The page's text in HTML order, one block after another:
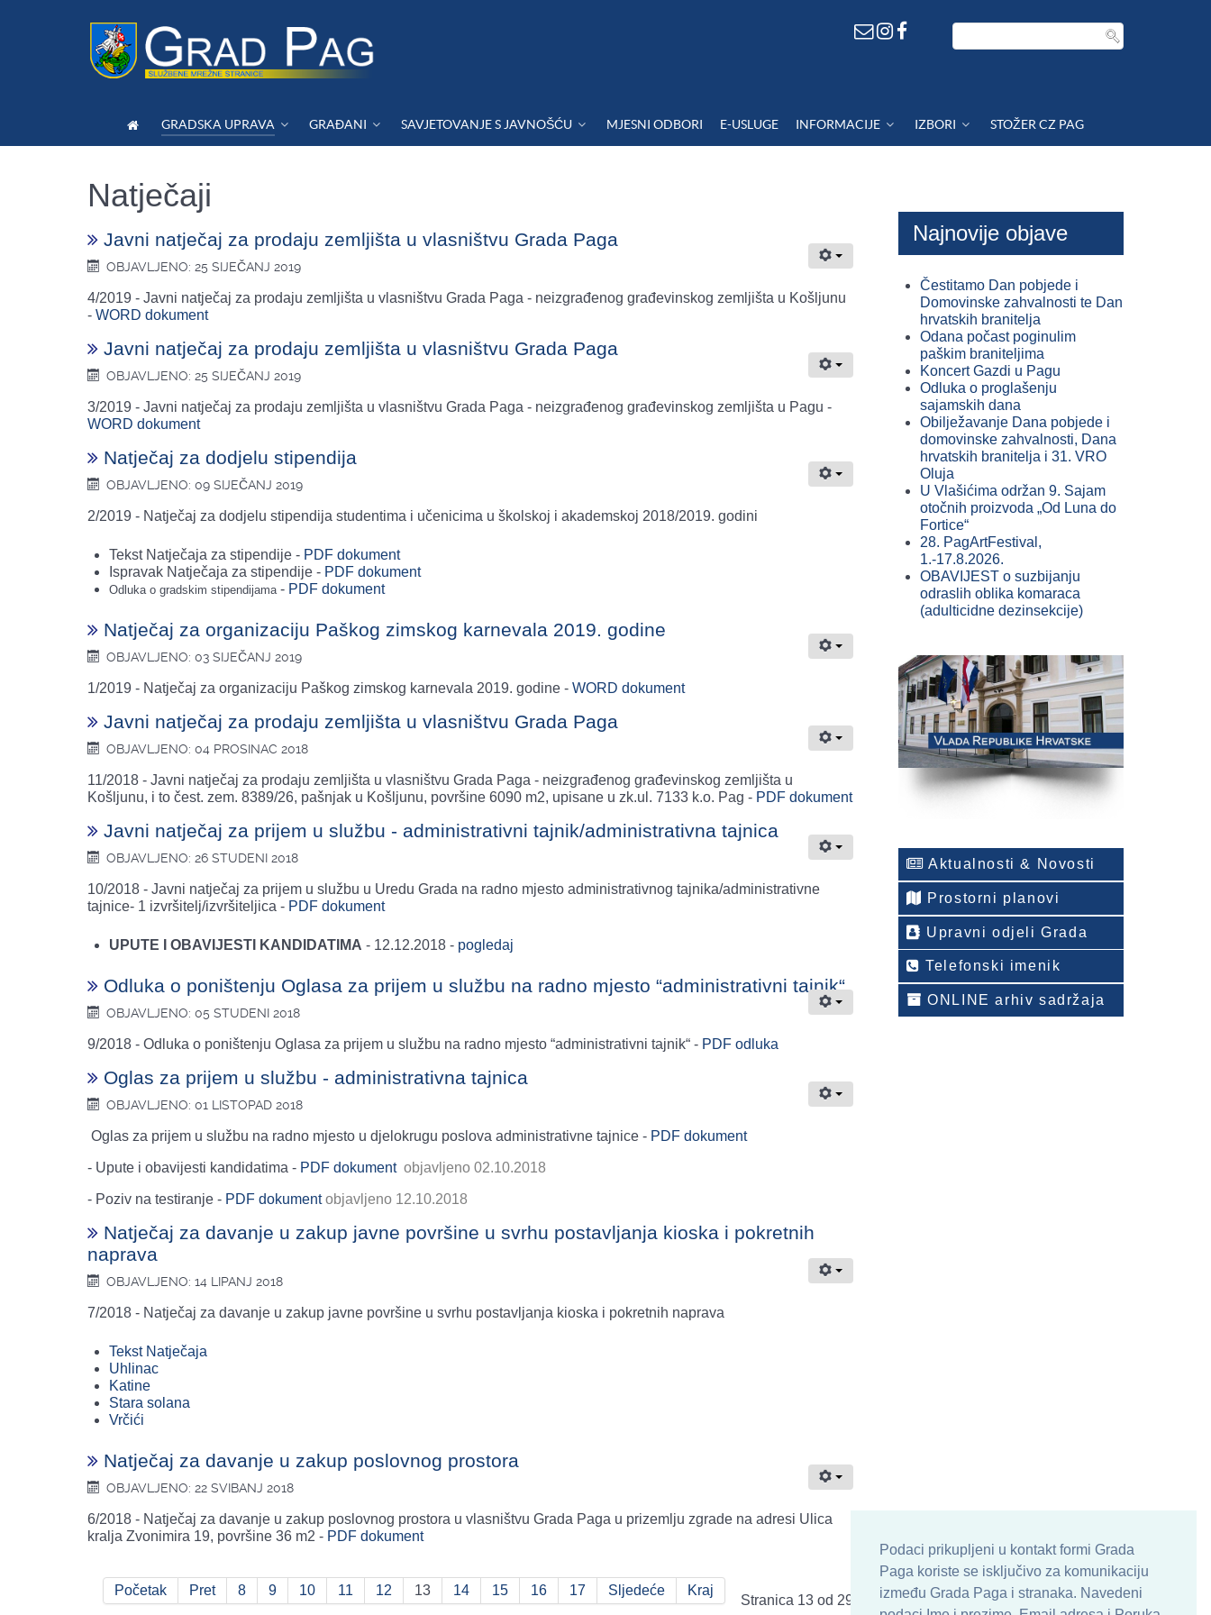
Podaci prikupljeni u kontakt formi Grada
Paga koriste se isključivo za komunikaciju
između Grada Paga i stranaka. Navedeni
GRADSKA UPRAVA GRAĐANI SAVJETOVANJE S JAVNOŠĆU MJESNI ODBORI E-USLUGE INFORMACIJE IZBORI STOŽER CZ PAG
Natječaji
Javni natječaj za prodaju zemljišta u vlasništvu Grada Paga
OBJAVLJENO: 25 SIJEČANJ 2019
4/2019 - Javni natječaj za prodaju zemljišta u vlasništvu Grada Paga - neizgrađenog građevinskog zemljišta u Košljunu
- WORD dokument
Javni natječaj za prodaju zemljišta u vlasništvu Grada Paga
OBJAVLJENO: 25 SIJEČANJ 2019
3/2019 - Javni natječaj za prodaju zemljišta u vlasništvu Grada Paga - neizgrađenog građevinskog zemljišta u Pagu -
WORD dokument
Natječaj za dodjelu stipendija
OBJAVLJENO: 09 SIJEČANJ 2019
2/2019 - Natječaj za dodjelu stipendija studentima i učenicima u školskoj i akademskoj 2018/2019. godini
Tekst Natječaja za stipendije - PDF dokument
Ispravak Natječaja za stipendije - PDF dokument
Odluka o gradskim stipendijama - PDF dokument
Natječaj za organizaciju Paškog zimskog karnevala 2019. godine
OBJAVLJENO: 03 SIJEČANJ 2019
1/2019 - Natječaj za organizaciju Paškog zimskog karnevala 2019. godine - WORD dokument
Javni natječaj za prodaju zemljišta u vlasništvu Grada Paga
OBJAVLJENO: 04 PROSINAC 2018
11/2018 - Javni natječaj za prodaju zemljišta u vlasništvu Grada Paga - neizgrađenog građevinskog zemljišta u
Košljunu, i to čest. zem. 8389/26, pašnjak u Košljunu, površine 6090 m2, upisane u zk.ul. 7133 k.o. Pag - PDF dokument
Javni natječaj za prijem u službu - administrativni tajnik/administrativna tajnica
OBJAVLJENO: 26 STUDENI 2018
10/2018 - Javni natječaj za prijem u službu u Uredu Grada na radno mjesto administrativnog tajnika/administrativne
tajnice- 1 izvršitelj/izvršiteljica - PDF dokument
UPUTE I OBAVIJESTI KANDIDATIMA - 12.12.2018 - pogledaj
Odluka o poništenju Oglasa za prijem u službu na radno mjesto “administrativni tajnik“
OBJAVLJENO: 05 STUDENI 2018
9/2018 - Odluka o poništenju Oglasa za prijem u službu na radno mjesto “administrativni tajnik“ - PDF odluka
Oglas za prijem u službu - administrativna tajnica
OBJAVLJENO: 01 LISTOPAD 2018
Oglas za prijem u službu na radno mjesto u djelokrugu poslova administrativne tajnice - PDF dokument
- Upute i obavijesti kandidatima - PDF dokument objavljeno 02.10.2018
- Poziv na testiranje - PDF dokument objavljeno 12.10.2018
Natječaj za davanje u zakup javne površine u svrhu postavljanja kioska i pokretnih
naprava
OBJAVLJENO: 14 LIPANJ 2018
7/2018 - Natječaj za davanje u zakup javne površine u svrhu postavljanja kioska i pokretnih naprava
Tekst Natječaja
Uhlinac
Katine
Stara solana
Vrčići
Natječaj za davanje u zakup poslovnog prostora
OBJAVLJENO: 22 SVIBANJ 2018
6/2018 - Natječaj za davanje u zakup poslovnog prostora u vlasništvu Grada Paga u prizemlju zgrade na adresi Ulica
kralja Zvonimira 19, površine 36 m2 - PDF dokument
Stranica 13 od 29
Početak Pret 8 9 10 11 12 13 14 15 16 17 Sljedeće Kraj
Najnovije objave
Čestitamo Dan pobjede i
Domovinske zahvalnosti te Dan
hrvatskih branitelja
Odana počast poginulim
paškim braniteljima
Koncert Gazdi u Pagu
Odluka o proglašenju
sajamskih dana
Obilježavanje Dana pobjede i
domovinske zahvalnosti, Dana
hrvatskih branitelja i 31. VRO
Oluja
U Vlašićima održan 9. Sajam
otočnih proizvoda „Od Luna do
Fortice“
28. PagArtFestival,
1.-17.8.2026.
OBAVIJEST o suzbijanju
odraslih oblika komaraca
(adulticidne dezinsekcije)
Aktualnosti & Novosti
Prostorni planovi
Upravni odjeli Grada
Telefonski imenik
ONLINE arhiv sadržaja